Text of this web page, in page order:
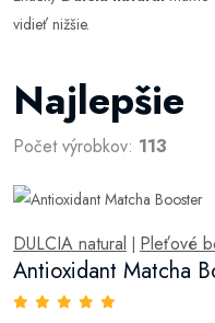
vidieť nižšie.
Najlepšie
Počet výrobkov: 113
DULCIA natural | Pleťové
Antioxidant Matcha